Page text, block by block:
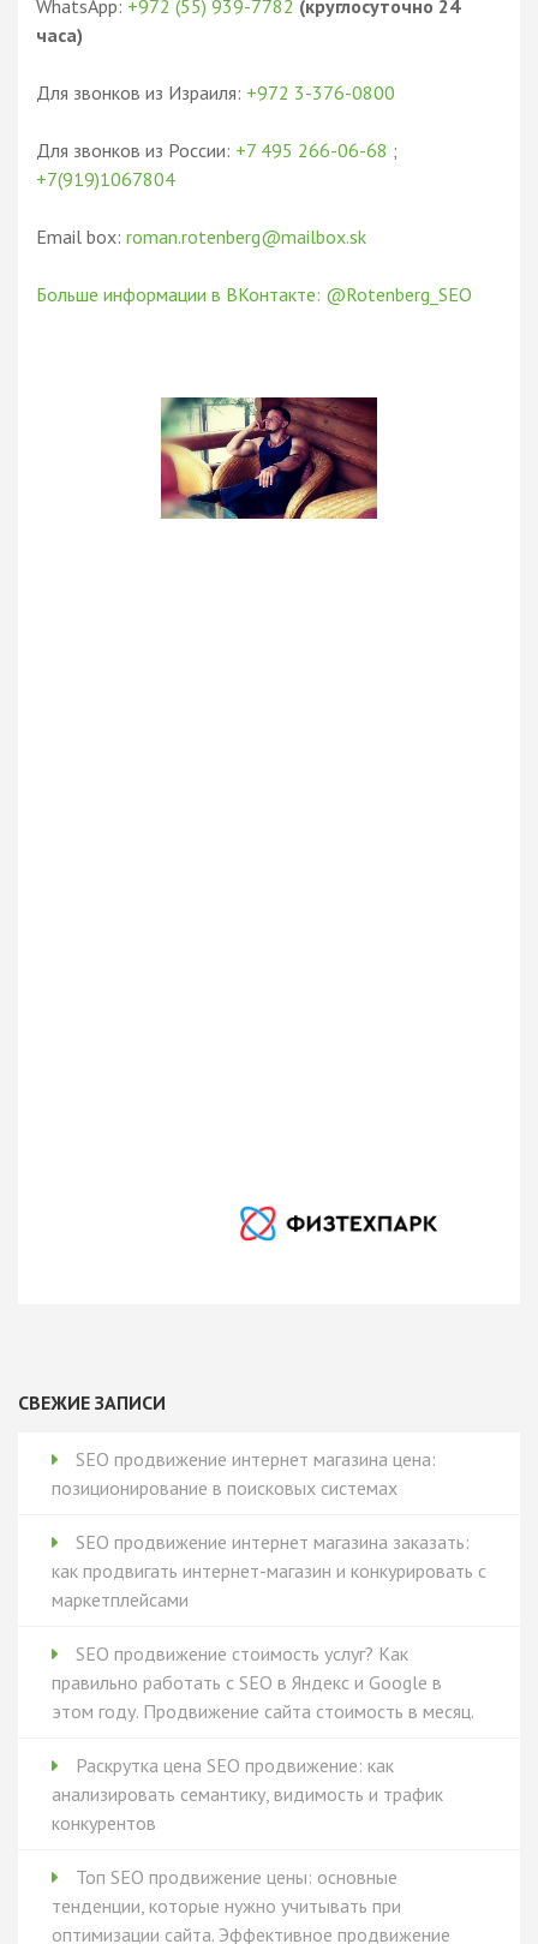
WhatsApp: +972 (55) 939-7782 (круглосуточно 24
часа)
Для звонков из Израиля: +972 3-376-0800
Для звонков из России: +7 495 266-06-68 ;
+7(919)1067804
Email box: roman.rotenberg@mailbox.sk
Больше информации в ВКонтакте: @Rotenberg_SEO
СВЕЖИЕ ЗАПИСИ
SEO продвижение интернет магазина цена:
позиционирование в поисковых системах
SEO продвижение интернет магазина заказать:
как продвигать интернет-магазин и конкурировать с
маркетплейсами
SEO продвижение стоимость услуг? Как
правильно работать с SEO в Яндекс и Google в
этом году. Продвижение сайта стоимость в месяц.
Раскрутка цена SEO продвижение: как
анализировать семантику, видимость и трафик
конкурентов
Топ SEO продвижение цены: основные
тенденции, которые нужно учитывать при
оптимизации сайта. Эффективное продвижение